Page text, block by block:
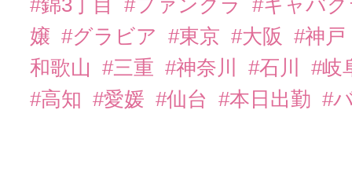
#錦3丁目
#ファンクラ
#キャバ
嬢 #グラビア #東京 #大阪
#神戸
和歌山
#三重 #神奈川 #石川
#岐
#高知 #愛媛 #仙台 #本日出勤 #